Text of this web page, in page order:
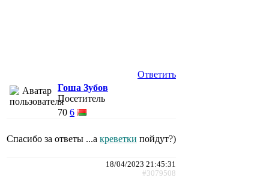
Ответить
Гоша Зубов
Посетитель
70 6
Спасибо за ответы ...а креветки пойдут?)
18/04/2023 21:45:31
#3079508